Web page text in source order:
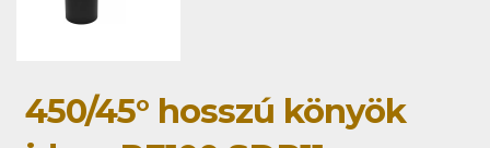
450/45° hosszú könyök